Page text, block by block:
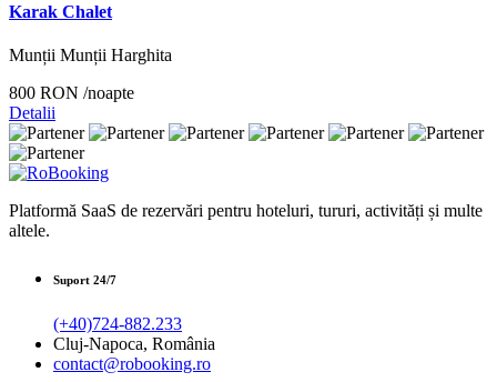
Karak Chalet
Munții Munții Harghita
800 RON /noapte
Detalii
Platformă SaaS de rezervări pentru hoteluri, tururi, activități și multe
altele.
Suport 24/7
(+40)724-882.233
Cluj-Napoca, România
contact@robooking.ro